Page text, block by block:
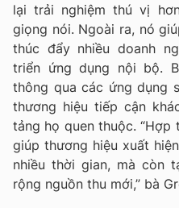
lại trải nghiệm thú vị
giọng nói. Ngoài ra, nó
thúc đẩy nhiều doanh
triển ứng dụng nội bộ.
thông qua các ứng dụng
thương hiệu tiếp cận
tảng họ quen thuộc.
giúp thương hiệu xuất
nhiều thời gian, mà còn
rộng nguồn thu mới,” bà